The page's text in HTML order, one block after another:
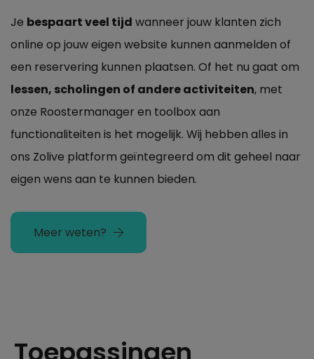
Je bespaart veel tijd wanneer jouw klanten zich
online op jouw eigen website kunnen aanmelden of
een reservering kunnen plaatsen. Of het nu gaat om
lessen, scholingen of andere activiteiten, met
onze Roostermanager en toolbox aan
functionaliteiten is het mogelijk. Wij hebben alles in
ons Zolive platform geïntegreerd om dit geheel naar
eigen wens aan te kunnen bieden.
Meer weten?